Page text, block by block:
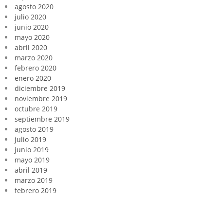
agosto 2020
julio 2020
junio 2020
mayo 2020
abril 2020
marzo 2020
febrero 2020
enero 2020
diciembre 2019
noviembre 2019
octubre 2019
septiembre 2019
agosto 2019
julio 2019
junio 2019
mayo 2019
abril 2019
marzo 2019
febrero 2019